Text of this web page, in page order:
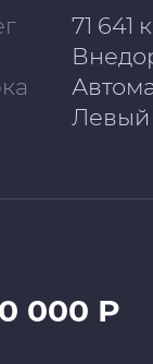
71 641
Левый
000 Р